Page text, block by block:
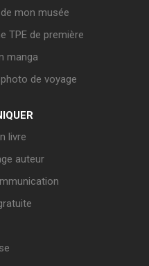
mon musée
TPE de première
manga
de voyage
livre
auteur